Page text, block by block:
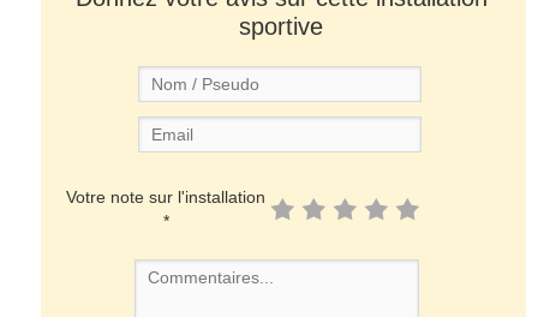
sportive
Votre note sur l'installation
*